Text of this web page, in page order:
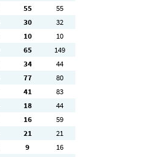
55
55
30
32
10
10
65
149
34
44
77
80
41
83
18
44
16
59
21
21
9
16